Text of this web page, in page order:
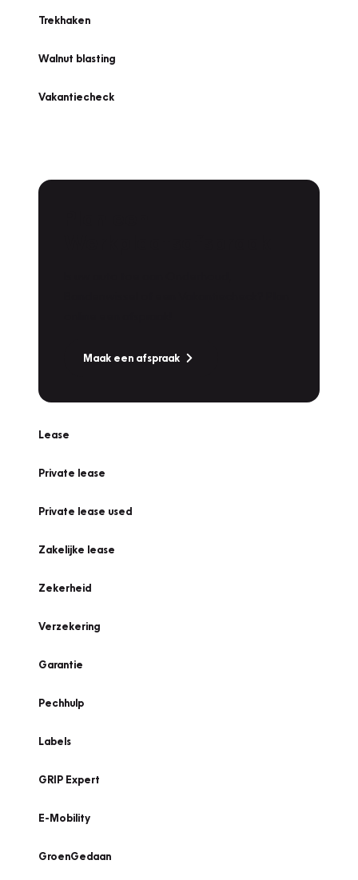
Trekhaken
Walnut blasting
Vakantiecheck
Maak een afspraak
Lease
Private lease
Private lease used
Zakelijke lease
Zekerheid
Verzekering
Garantie
Pechhulp
Labels
GRIP Expert
E-Mobility
GroenGedaan